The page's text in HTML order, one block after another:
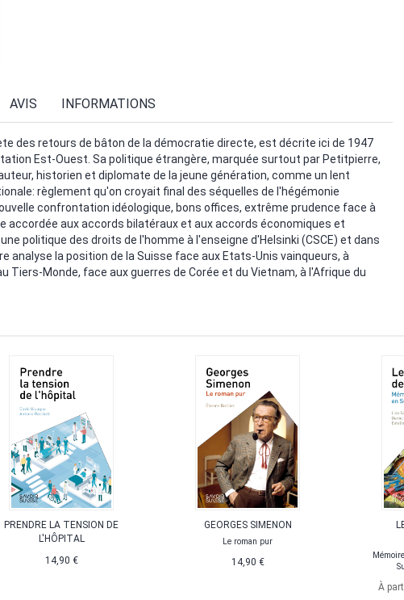
AVIS INFORMATIONS
des retours de bâton de la démocratie directe, est décrite ici de 1947
Est-Ouest. Sa politique étrangère, marquée surtout par Petitpierre,
historien et diplomate de la jeune génération, comme un lent
règlement qu'on croyait final des séquelles de l'hégémonie
confrontation idéologique, bons offices, extrême prudence face à
accordée aux accords bilatéraux et aux accords économiques et
politique des droits de l'homme à l'enseigne d'Helsinki (CSCE) et dans
analyse la position de la Suisse face aux Etats-Unis vainqueurs, à
Tiers-Monde, face aux guerres de Corée et du Vietnam, à l'Afrique du
PRENDRE LA TENSION DE
L'HÔPITAL
14,90 €
GEORGES SIMENON
Le roman pur
14,90 €
À